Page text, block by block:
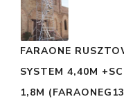
FARAONE
SYSTEM 4,40M
1,8M